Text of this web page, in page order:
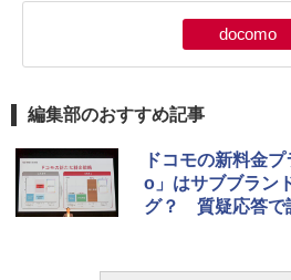
docomo
編集部のおすすめ記事
ドコモの新料金
o」はサブブラン
グ？ 質疑応答で